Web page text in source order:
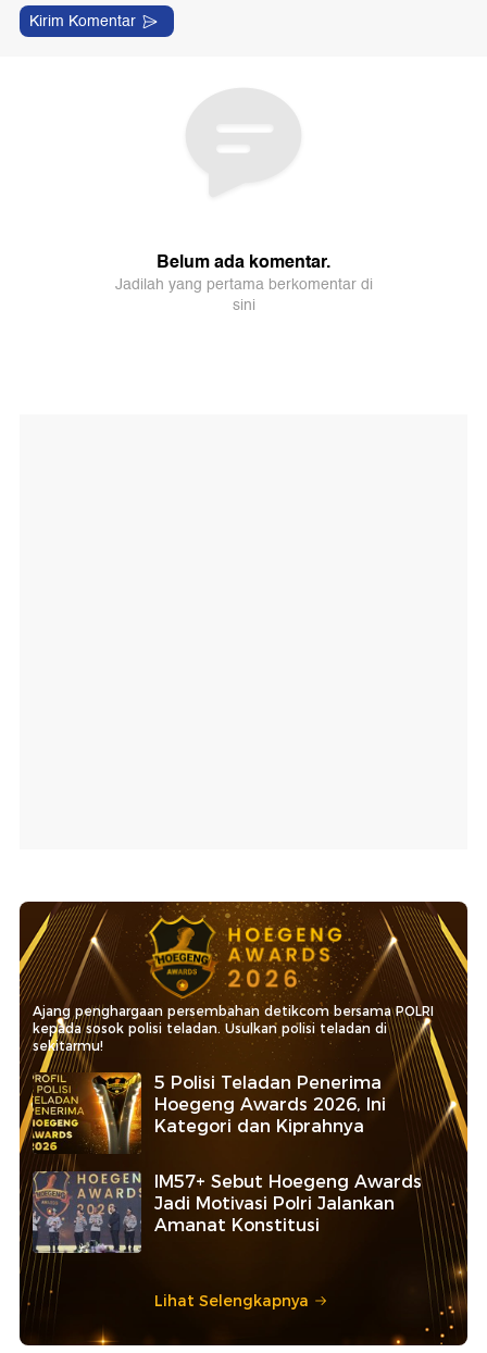
Ajang penghargaan persembahan detikcom bersama POLRI
kepada sosok polisi teladan. Usulkan polisi teladan di
sekitarmu!
5 Polisi Teladan Penerima
Hoegeng Awards 2026, Ini
Kategori dan Kiprahnya
IM57+ Sebut Hoegeng Awards
Jadi Motivasi Polri Jalankan
Amanat Konstitusi
Lihat Selengkapnya